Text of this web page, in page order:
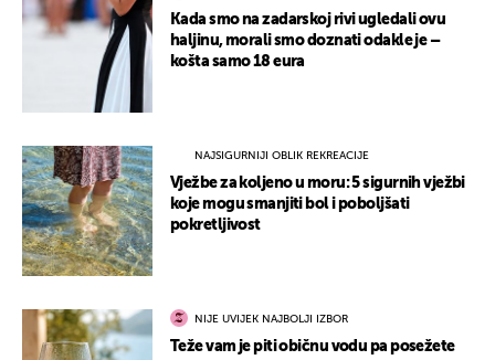
Kada smo na zadarskoj rivi ugledali ovu
haljinu, morali smo doznati odakle je –
košta samo 18 eura
NAJSIGURNIJI OBLIK REKREACIJE
Vježbe za koljeno u moru: 5 sigurnih vježbi
koje mogu smanjiti bol i poboljšati
pokretljivost
NIJE UVIJEK NAJBOLJI IZBOR
Teže vam je piti običnu vodu pa posežete